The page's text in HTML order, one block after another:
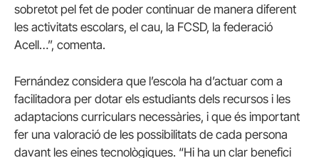
sobretot pel fet de poder continuar de manera diferent
les activitats escolars, el cau, la FCSD, la federació
Acell…”, comenta.
Fernández considera que l’escola ha d’actuar com a
facilitadora per dotar els estudiants dels recursos i les
adaptacions curriculars necessàries, i que és important
fer una valoració de les possibilitats de cada persona
davant les eines tecnològiques. “Hi ha un clar benefici